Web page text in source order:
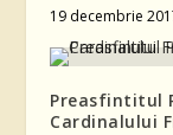
19 decembrie
Preasfintitul
Cardinalului